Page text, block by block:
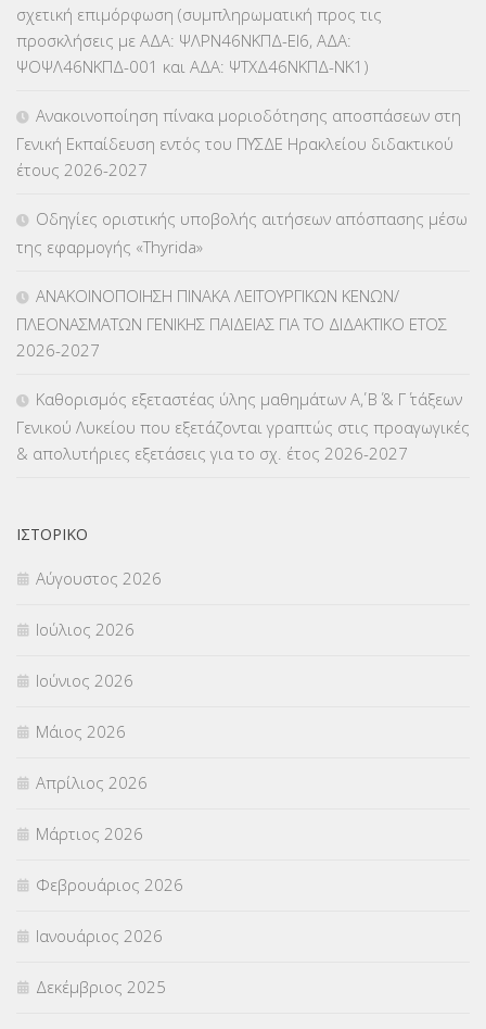
ΚΕΣΥ (60)
ΚΕΣΥΠ(109)
ΚΠγ – ΚΡΑΤΙΚΟ ΠΙΣΤΟΠΟΙΗΤΙΚΟ ΓΛΩΣΣΟΜΑΘΕΙΑΣ(135)
ΚΠπ- ΚΡΑΤΙΚΟ ΠΙΣΤΟΠΟΙΗΤΙΚΟ ΠΛΗΡΟΦΟΡΙΚΗΣ
ΛΟΙΠΑ(309)
ΜΕΤΑΘΕΣΕΙΣ-ΤΟΠΟΘΕΤΗΣΕΙΣ ΒΕΛΤΙΩΣΕΙΣ(319)
ΜΕΤΑΦΟΡΑ ΜΑΘΗΤΩΝ(3)
ΟΙΚΟΝΟΜΙΚΑ ΘΕΜΑΤΑ
Π.Ε.Κ. ΗΡΑΚΛΕΙΟΥ
ΠΑΝΕΛΛΑΔΙΚΕΣ ΕΞΕΤΑΣΕΙΣ
ΠΡΟΚΗΡΥΞΕΙΣ
ΣΕΜΙΝΑΡΙΑ – ΗΜΕΡΙΔΕΣ
ΣΕΠ(50)
ΣΤΕΛΕΧΗ (360)
ΣΥΜΒΟΥΛΕΥΤΙΚΟΣ ΣΤΑΘΜΟΣ ΝΕΩΝ
ΣΥΝΤΑΞΕΙΣ(12)
ΣΧΟΛΙΚΟΙ ΣΥΜΒΟΥΛΟΙ
σχετική επιμόρφωση (συμπληρωματική προς τις
προσκλήσεις με ΑΔΑ: ΨΛΡΝ46ΝΚΠΔ-ΕΙ6, ΑΔΑ:
ΨΟΨΛ46ΝΚΠΔ-001 και ΑΔΑ: ΨΤΧΔ46ΝΚΠΔ-ΝΚ1)
Ανακοινοποίηση πίνακα μοριοδότησης αποσπάσεων στη
Γενική Εκπαίδευση εντός του ΠΥΣΔΕ Ηρακλείου διδακτικού
έτους 2026-2027
Οδηγίες οριστικής υποβολής αιτήσεων απόσπασης μέσω
της εφαρμογής «Thyrida»
ΑΝΑΚΟΙΝΟΠΟΙΗΣΗ ΠΙΝΑΚΑ ΛΕΙΤΟΥΡΓΙΚΩΝ ΚΕΝΩΝ/
ΠΛΕΟΝΑΣΜΑΤΩΝ ΓΕΝΙΚΗΣ ΠΑΙΔΕΙΑΣ ΓΙΑ ΤΟ ΔΙΔΑΚΤΙΚΟ ΕΤΟΣ
2026-2027
Καθορισμός εξεταστέας ύλης μαθημάτων Α΄, Β΄ & Γ΄ τάξεων
Γενικού Λυκείου που εξετάζονται γραπτώς στις προαγωγικές
& απολυτήριες εξετάσεις για το σχ. έτος 2026-2027
ΙΣΤΟΡΙΚΌ
Αύγουστος 2026
Ιούλιος 2026
Ιούνιος 2026
Μάιος 2026
Απρίλιος 2026
Μάρτιος 2026
Φεβρουάριος 2026
Ιανουάριος 2026
Δεκέμβριος 2025